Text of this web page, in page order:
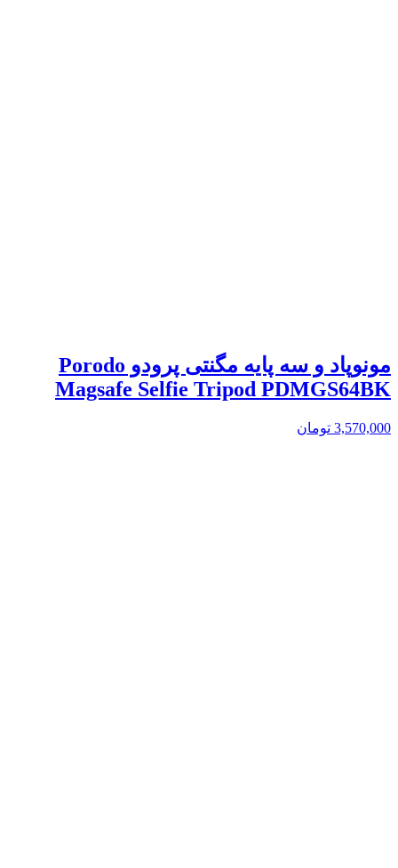
مونوپاد و سه پایه مگنتی پرودو Porodo
Magsafe Selfie Tripod PDMGS64BK
3,570,000 تومان